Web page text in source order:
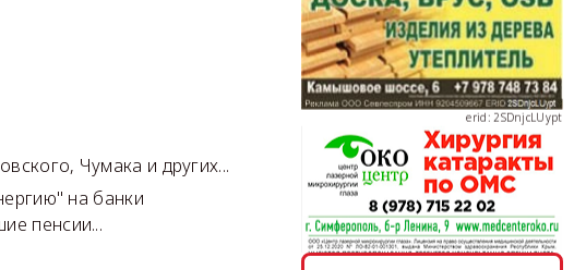
Чумака и других...
на банки
пенсии...
erid: 2SDnjcLUypt
erid: 2SDnjcrDNw6